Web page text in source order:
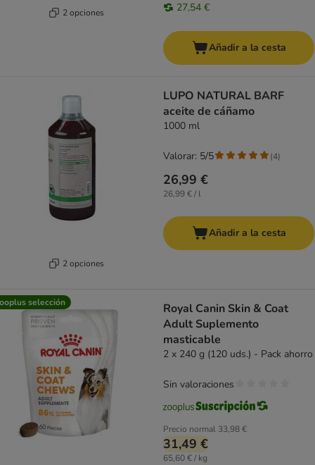
2 opciones 27,54 €
Añadir a la cesta
2 opciones
LUPO NATURAL BARF
aceite de cáñamo
1000 ml
26,99 €
26,99 € / l
Valorar: 5/5 (4)
Añadir a la cesta
selección
Royal Canin Skin & Coat
Adult Suplemento
masticable
2 x 240 g (120 uds.) - Pack ahorro
Precio normal 33,98 €
31,49 €
65,60 € / kg
Sin valoraciones